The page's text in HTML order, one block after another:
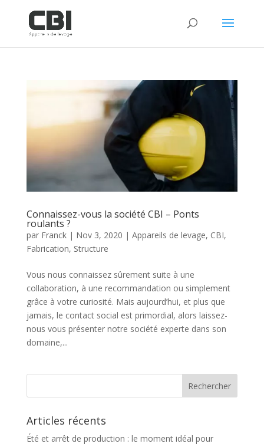
Connaissez-vous la société CBI – Ponts
roulants ?
par Franck| Nov 3, 2020 | Appareils de levage, CBI,
Fabrication, Structure
Vous nous connaissez sûrement suite à une
collaboration, à une recommandation ou simplement
grâce à votre curiosité. Mais aujourd’hui, et plus que
jamais, le contact social est primordial, alors laissez-
nous vous présenter notre société experte dans son
domaine,...
Articles récents
Été et arrêt de production : le moment idéal pour